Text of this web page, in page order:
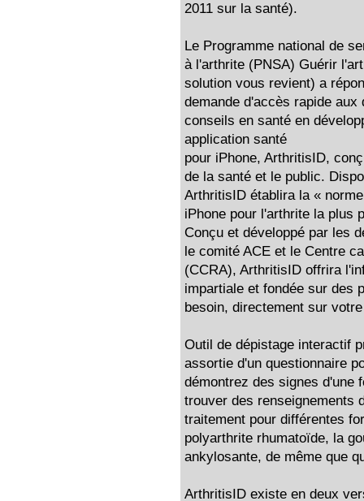
2011 sur la santé).
Le Programme national de
à l'arthrite (PNSA) Guérir
solution vous revient) a
demande d'accès rapide aux
conseils en santé en
application santé
pour iPhone, ArthritisID,
de la santé et le public.
ArthritisID établira la «
iPhone pour l'arthrite la plus
Conçu et développé par les
le comité ACE et le Centre
(CCRA), ArthritisID offrira
impartiale et fondée sur des
besoin, directement sur
Outil de dépistage interactif
assortie d'un questionnaire
démontrez des signes d'une
trouver des renseignements
traitement pour différentes
polyarthrite rhumatoïde, la
ankylosante, de même que
ArthritisID existe en deux